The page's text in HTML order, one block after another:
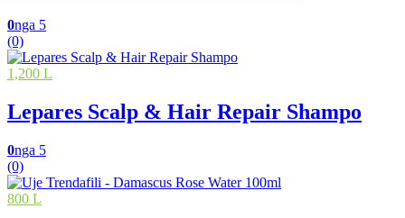
0nga 5
(0)
1,200 L
Lepares Scalp & Hair Repair Shampo
0nga 5
(0)
800 L